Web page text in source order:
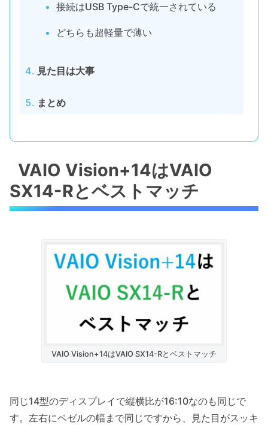
接続はUSB Type-Cで統一されている
どちらも超軽量で薄い
見た目は大事
まとめ
VAIO Vision+14はVAIO
SX14-Rとベストマッチ
VAIO Vision+14はVAIO SX14-Rとベストマッチ
同じ14型のディスプレイで縦横比が16:10なのも同じで
す。左右にベゼルの幅まで同じですから、見た目がスッキ